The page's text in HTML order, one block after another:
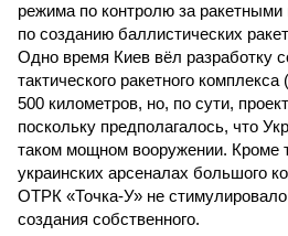
режима по контролю за
по созданию баллистических
Одно время Киев вёл разработку
тактического ракетного
500 километров, но, по сути,
поскольку предполагалось, что
таком мощном вооружении. Кроме
украинских арсеналах большого
ОТРК «Точка-У» не
создания собственного.